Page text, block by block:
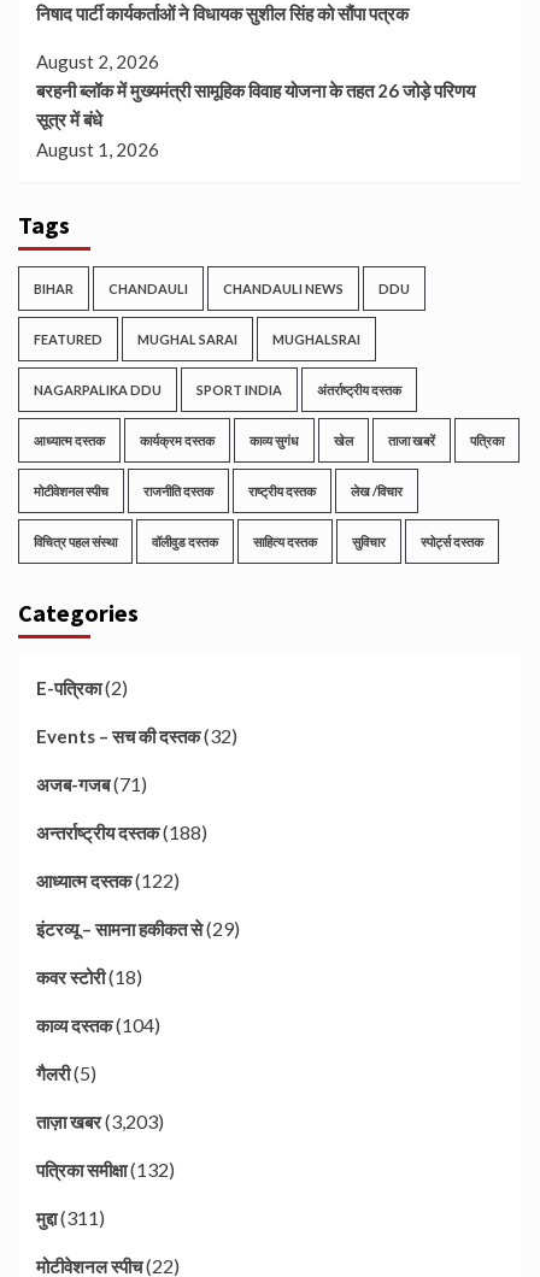
निषाद पार्टी कार्यकर्ताओं ने विधायक सुशील सिंह को सौंपा पत्रक
August 2, 2026
बरहनी ब्लॉक में मुख्यमंत्री सामूहिक विवाह योजना के तहत 26 जोड़े परिणय
सूत्र में बंधे
August 1, 2026
Tags
BIHAR CHANDAULI CHANDAULI NEWS DDU
FEATURED MUGHAL SARAI MUGHALSRAI
NAGARPALIKA DDU SPORT INDIA अंतर्राष्ट्रीय दस्तक
आध्यात्म दस्तक कार्यक्रम दस्तक काव्य सुगंध खेल ताजा खबरें पत्रिका
मोटीवेशनल स्पीच राजनीति दस्तक राष्ट्रीय दस्तक लेख /विचार
विचित्र पहल संस्था वॉलीवुड दस्तक साहित्य दस्तक सुविचार स्पोर्ट्स दस्तक
Categories
E-पत्रिका(2)
Events – सच की दस्तक(32)
अजब-गजब(71)
अन्तर्राष्ट्रीय दस्तक(188)
आध्यात्म दस्तक(122)
इंटरव्यू – सामना हकीकत से(29)
कवर स्टोरी(18)
काव्य दस्तक(104)
गैलरी(5)
ताज़ा खबर(3,203)
पत्रिका समीक्षा(132)
मुद्दा(311)
मोटीवेशनल स्पीच(22)